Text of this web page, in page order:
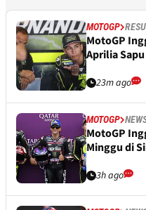
MOTOGP
MotoGP
Aprilia
23m ago
MOTOGP
MotoGP
Minggu di
3h ago